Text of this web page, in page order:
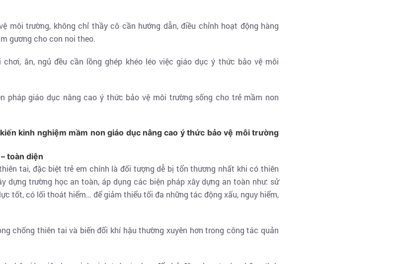
môi trường, không chỉ thầy cô cần hướng dẫn, điều chỉnh hoạt động hàng
gương cho con noi theo.
ăn, ngủ đều cần lồng ghép khéo léo việc giáo dục ý thức bảo vệ môi
pháp giáo dục nâng cao ý thức bảo vệ môi trường sống cho trẻ mầm non
kinh nghiệm mầm non giáo dục nâng cao ý thức bảo vệ môi trường
toàn diện
tai, đặc biệt trẻ em chính là đối tượng dễ bị tổn thương nhất khi có thiên
dựng trường học an toàn, áp dụng các biện pháp xây dựng an toàn như: sử
tốt, có lối thoát hiểm… để giảm thiểu tối đa những tác động xấu, nguy hiểm,
chống thiên tai và biến đổi khí hậu thường xuyên hơn trong công tác quản